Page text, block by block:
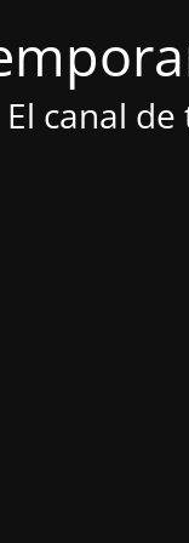
El canal